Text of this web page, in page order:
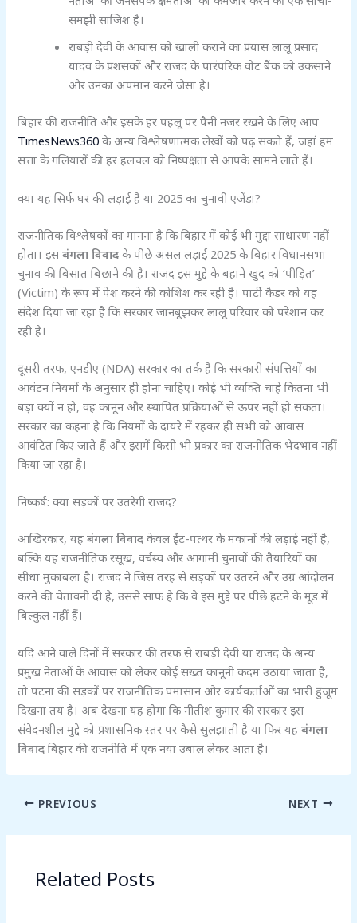
समझी साजिश है।
राबड़ी देवी के आवास को खाली कराने का प्रयास लालू प्रसाद
यादव के प्रशंसकों और राजद के पारंपरिक वोट बैंक को उकसाने
और उनका अपमान करने जैसा है।
बिहार की राजनीति और इसके हर पहलू पर पैनी नजर रखने के लिए आप
TimesNews360 के अन्य विश्लेषणात्मक लेखों को पढ़ सकते हैं, जहां हम
सत्ता के गलियारों की हर हलचल को निष्पक्षता से आपके सामने लाते हैं।
क्या यह सिर्फ घर की लड़ाई है या 2025 का चुनावी एजेंडा?
राजनीतिक विश्लेषकों का मानना है कि बिहार में कोई भी मुद्दा साधारण नहीं
होता। इसबंगला विवाद के पीछे असल लड़ाई 2025 के बिहार विधानसभा
चुनाव की बिसात बिछाने की है। राजद इस मुद्दे के बहाने खुद को ‘पीड़ित’
(Victim) के रूप में पेश करने की कोशिश कर रही है। पार्टी कैडर को यह
संदेश दिया जा रहा है कि सरकार जानबूझकर लालू परिवार को परेशान कर
रही है।
दूसरी तरफ, एनडीए (NDA) सरकार का तर्क है कि सरकारी संपत्तियों का
आवंटन नियमों के अनुसार ही होना चाहिए। कोई भी व्यक्ति चाहे कितना भी
बड़ा क्यों न हो, वह कानून और स्थापित प्रक्रियाओं से ऊपर नहीं हो सकता।
सरकार का कहना है कि नियमों के दायरे में रहकर ही सभी को आवास
आवंटित किए जाते हैं और इसमें किसी भी प्रकार का राजनीतिक भेदभाव नहीं
किया जा रहा है।
निष्कर्ष: क्या सड़कों पर उतरेगी राजद?
आखिरकार, यहबंगला विवाद केवल ईंट-पत्थर के मकानों की लड़ाई नहीं है,
बल्कि यह राजनीतिक रसूख, वर्चस्व और आगामी चुनावों की तैयारियों का
सीधा मुकाबला है। राजद ने जिस तरह से सड़कों पर उतरने और उग्र आंदोलन
करने की चेतावनी दी है, उससे साफ है कि वे इस मुद्दे पर पीछे हटने के मूड में
बिल्कुल नहीं हैं।
यदि आने वाले दिनों में सरकार की तरफ से राबड़ी देवी या राजद के अन्य
प्रमुख नेताओं के आवास को लेकर कोई सख्त कानूनी कदम उठाया जाता है,
तो पटना की सड़कों पर राजनीतिक घमासान और कार्यकर्ताओं का भारी हुजूम
दिखना तय है। अब देखना यह होगा कि नीतीश कुमार की सरकार इस
संवेदनशील मुद्दे को प्रशासनिक स्तर पर कैसे सुलझाती है या फिर यहबंगला
विवाद बिहार की राजनीति में एक नया उबाल लेकर आता है।
PREVIOUS NEXT
Related Posts